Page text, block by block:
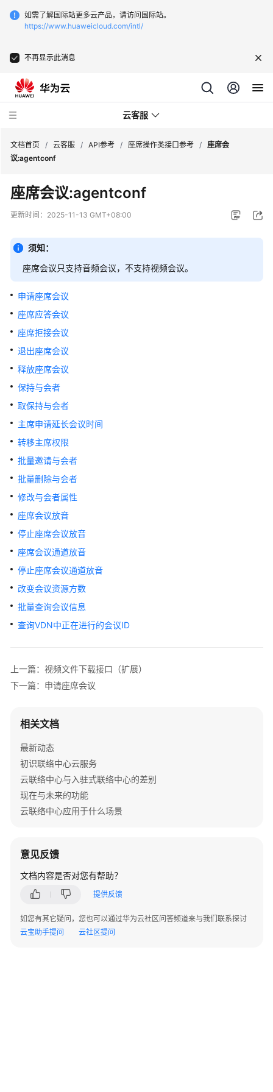
如需了解国际站更多云产品，请访问国际站。
https://www.huaweicloud.com/intl/
不再显示此消息
云客服
新
动
产
品
绍
快
速
入
用
户
南
价
说
明
发
指
南
API
参
考
鉴
权
系
配
置
类
接
考
Fabric）
席
操
文档首页 / 云客服 / API参考 / 座席操作类接口参考 / 座席会
议:agentconf
座席会议:agentconf
更新时间： 2025-11-13 GMT+08:00
须知：
座席会议只支持音频会议，不支持视频会议。
申请座席会议
座席应答会议
座席拒接会议
退出座席会议
释放座席会议
保持与会者
取保持与会者
主席申请延长会议时间
转移主席权限
批量邀请与会者
批量删除与会者
修改与会者属性
座席会议放音
停止座席会议放音
座席会议通道放音
停止座席会议通道放音
改变会议资源方数
批量查询会议信息
查询VDN中正在进行的会议ID
上一篇：视频文件下载接口（扩展）
下一篇：申请座席会议
相关文档
最新动态
初识联络中心云服务
云联络中心与入驻式联络中心的差别
现在与未来的功能
云联络中心应用于什么场景
意见反馈
文档内容是否对您有帮助？
提供反馈
如您有其它疑问，您也可以通过华为云社区问答频道来与我们联系探讨
云宝助手提问
云社区提问